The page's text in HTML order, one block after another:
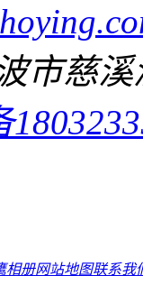
市慈
相册网站地图联系我